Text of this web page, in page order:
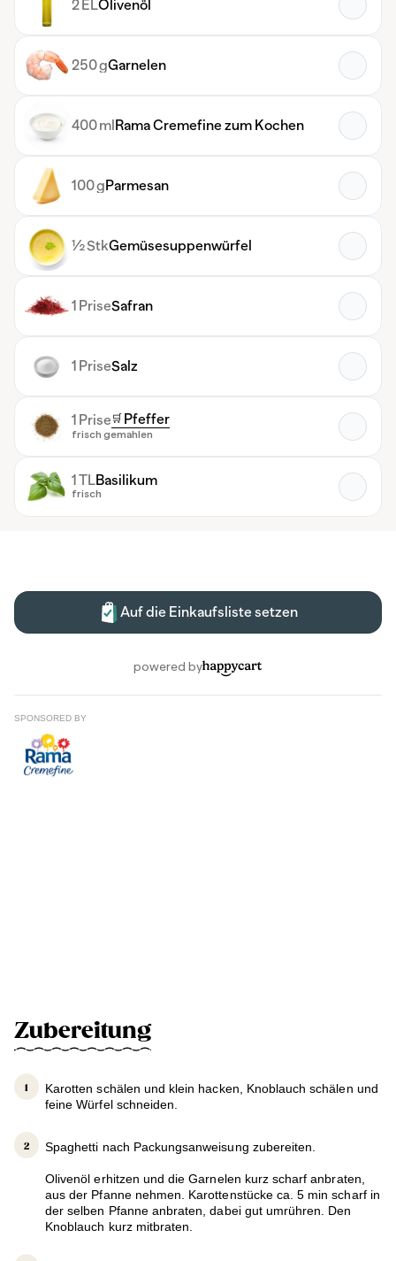
SPONSORED BY
Zubereitung
Karotten schälen und klein hacken, Knoblauch schälen und
feine Würfel schneiden.
Spaghetti nach Packungsanweisung zubereiten.
Olivenöl erhitzen und die Garnelen kurz scharf anbraten,
aus der Pfanne nehmen. Karottenstücke ca. 5 min scharf in
der selben Pfanne anbraten, dabei gut umrühren. Den
Knoblauch kurz mitbraten.